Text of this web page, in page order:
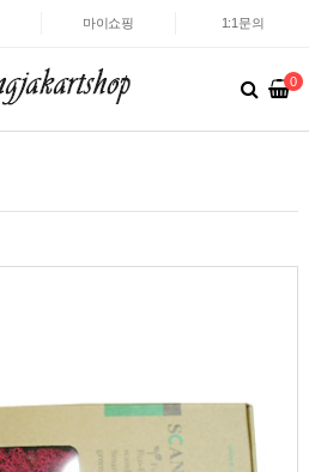
마이쇼핑 1:1문의
0